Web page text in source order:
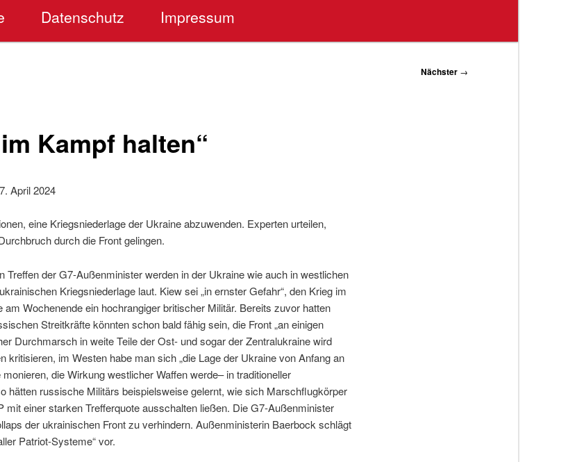
Datenschutz Impressum
Nächster →
Kampf halten“
April 2024
eine Kriegsniederlage der Ukraine abzuwenden. Experten urteilen,
durch die Front gelingen.
Treffen der G7-Außenminister werden in der Ukraine wie auch in westlichen
Kriegsniederlage laut. Kiew sei „in ernster Gefahr“, den Krieg im
Wochenende ein hochrangiger britischer Militär. Bereits zuvor hatten
Streitkräfte könnten schon bald fähig sein, die Front „an einigen
Durchmarsch in weite Teile der Ost- und sogar der Zentralukraine wird
kritisieren, im Westen habe man sich „die Lage der Ukraine von Anfang an
die Wirkung westlicher Waffen werde– in traditioneller
hätten russische Militärs beispielsweise gelernt, wie sich Marschflugkörper
einer starken Trefferquote ausschalten ließen. Die G7-Außenminister
der ukrainischen Front zu verhindern. Außenministerin Baerbock schlägt
Patriot-Systeme“ vor.